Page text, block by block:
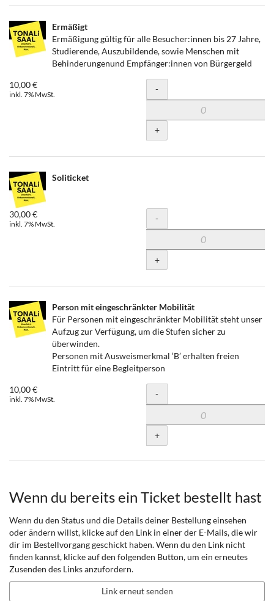
Ermäßigt
Ermäßigung gültig für alle Besucher:innen bis 27 Jahre,
Studierende, Auszubildende, sowie Menschen mit
Behinderungenund Empfänger:innen von Bürgergeld
10,00 €
inkl. 7% MwSt. Menge
-
+
Soliticket
30,00 €
inkl. 7% MwSt. Menge
-
+
Person mit eingeschränkter Mobilität
Für Personen mit eingeschränkter Mobilität steht unser
Aufzug zur Verfügung, um die Stufen sicher zu
überwinden.
Personen mit Ausweismerkmal ‘B’ erhalten freien
Eintritt für eine Begleitperson
10,00 €
inkl. 7% MwSt. Menge
-
+
Wenn du bereits ein Ticket bestellt hast
Wenn du den Status und die Details deiner Bestellung einsehen
oder ändern willst, klicke auf den Link in einer der E-Mails, die wir
dir im Bestellvorgang geschickt haben. Wenn du den Link nicht
finden kannst, klicke auf den folgenden Button, um ein erneutes
Zusenden des Links anzufordern.
Link erneut senden